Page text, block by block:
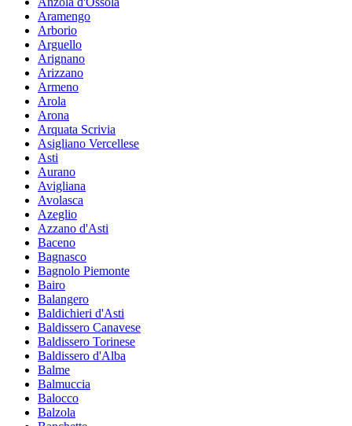
Aramengo
Arborio
Arguello
Arignano
Arizzano
Armeno
Arola
Arona
Arquata Scrivia
Asigliano Vercellese
Asti
Aurano
Avigliana
Avolasca
Azeglio
Azzano d'Asti
Baceno
Bagnasco
Bagnolo Piemonte
Bairo
Balangero
Baldichieri d'Asti
Baldissero Canavese
Baldissero Torinese
Baldissero d'Alba
Balme
Balmuccia
Balocco
Balzola